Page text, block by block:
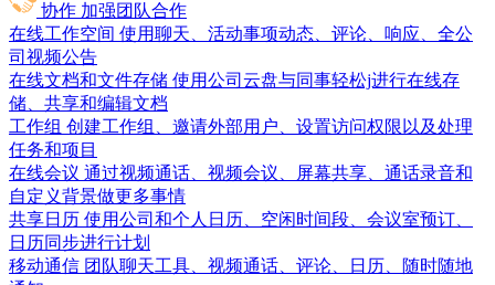
协作 加强团队合作
在线工作空间 使用聊天、活动事项动态、评论、响应、全公
司视频公告
在线文档和文件存储 使用公司云盘与同事轻松j进行在线存
储、共享和编辑文档
工作组 创建工作组、邀请外部用户、设置访问权限以及处理
任务和项目
在线会议 通过视频通话、视频会议、屏幕共享、通话录音和
自定义背景做更多事情
共享日历 使用公司和个人日历、空闲时间段、会议室预订、
日历同步进行计划
移动通信 团队聊天工具、视频通话、评论、日历、随时随地